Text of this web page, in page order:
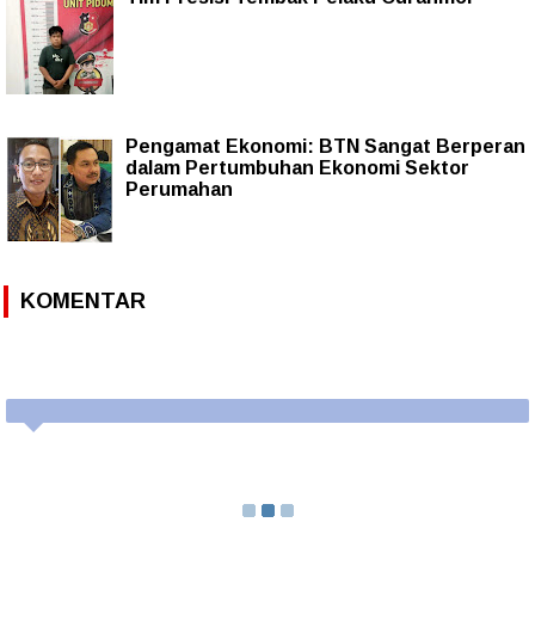
Pengamat Ekonomi: BTN Sangat Berperan
dalam Pertumbuhan Ekonomi Sektor
Perumahan
KOMENTAR